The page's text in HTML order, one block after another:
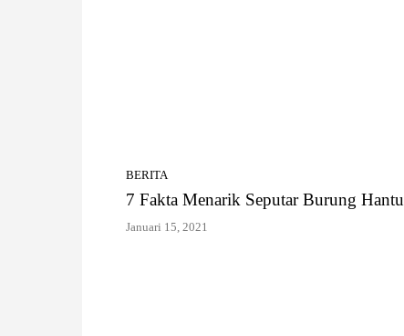
BERITA
7 Fakta Menarik Seputar Burung Hantu
Januari 15, 2021